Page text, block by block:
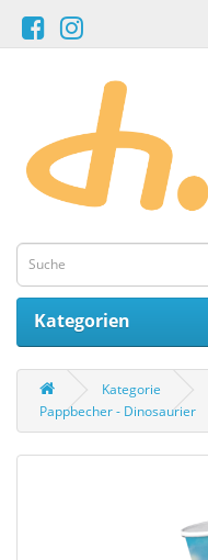
Kategorien
Kategorie
Pappbecher - Dinosaurier